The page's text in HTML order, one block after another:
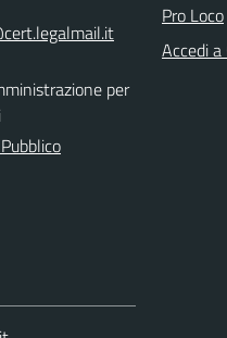
per
Pro Loco
Accedi